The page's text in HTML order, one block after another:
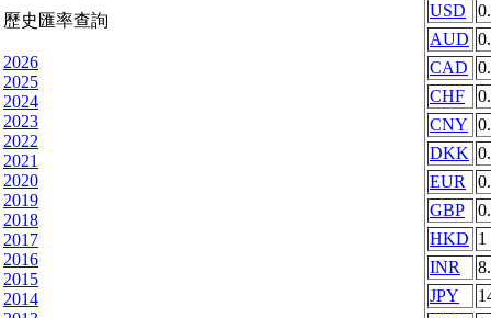
歷史匯率查詢
2026
2025
2024
2023
2022
2021
2020
2019
2018
2017
2016
2015
2014
USD
AUD
CAD
CHF
CNY
DKK
EUR
GBP
HKD 1
INR
JPY